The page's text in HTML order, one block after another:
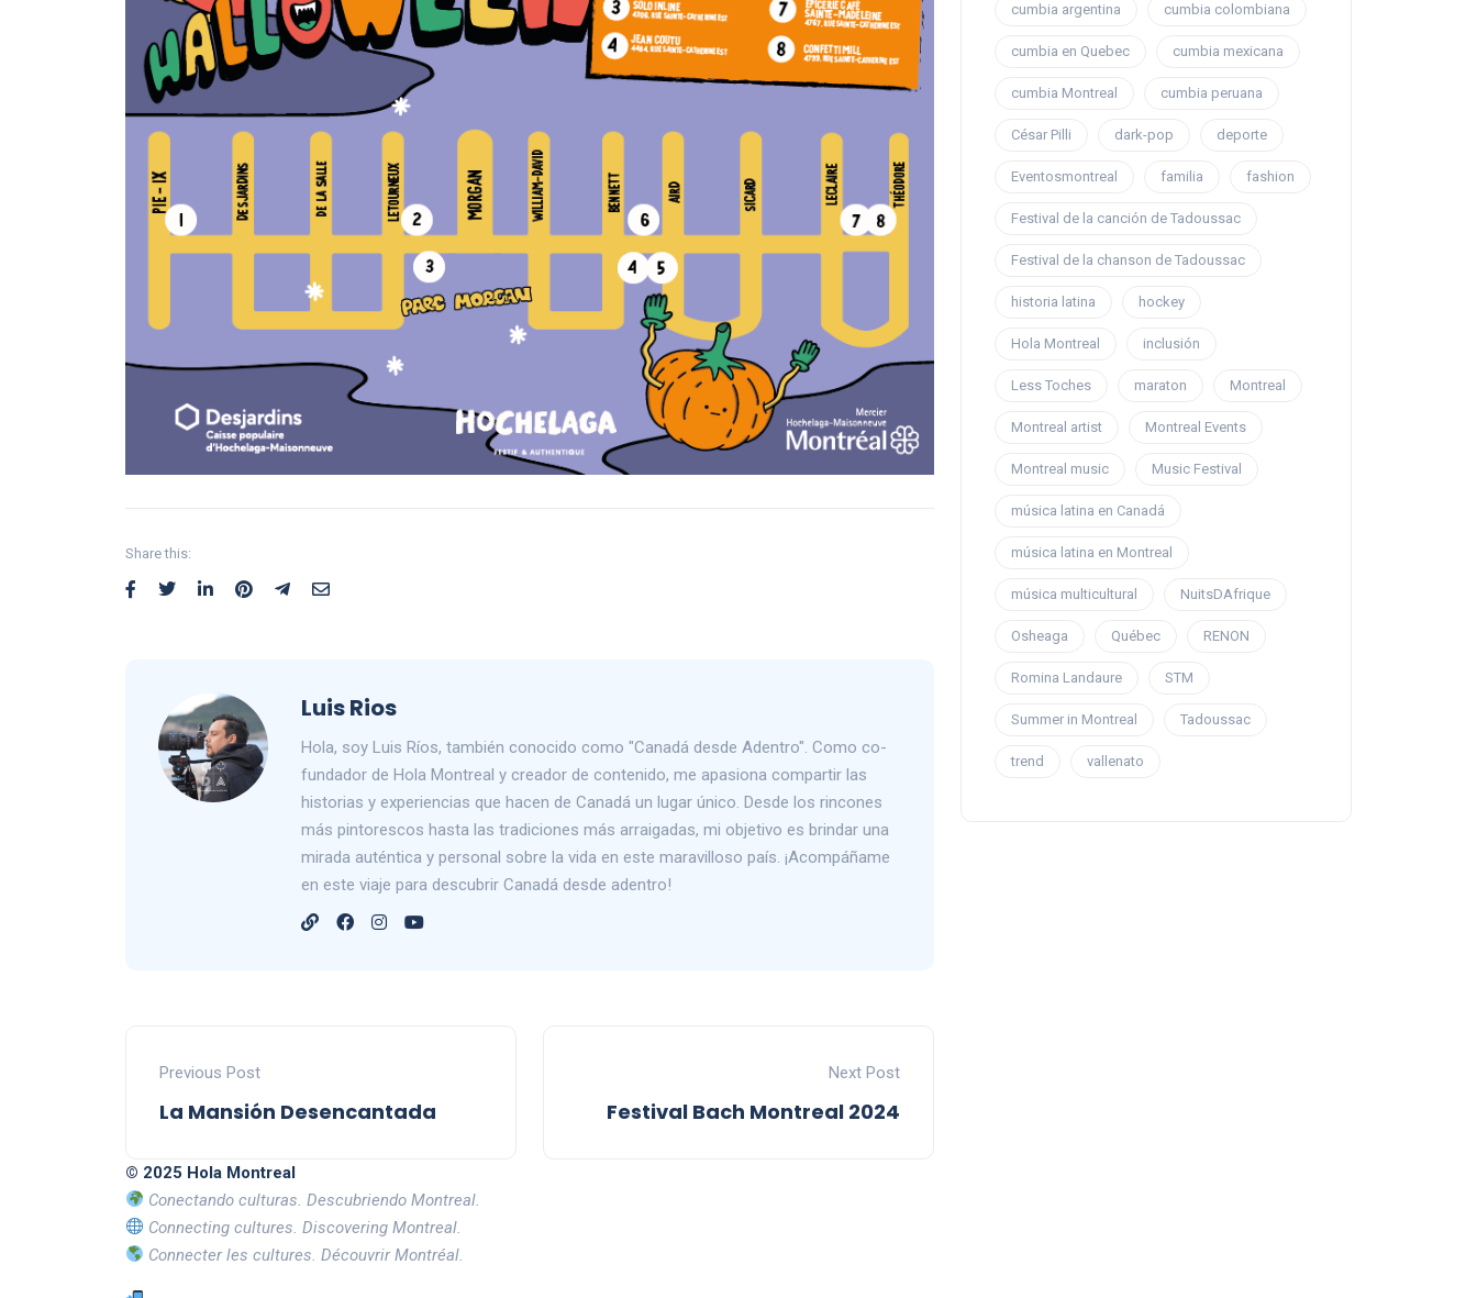
Share this:
Luis Rios
Hola, soy Luis Ríos, también conocido como "Canadá desde Adentro". Como co-
fundador de Hola Montreal y creador de contenido, me apasiona compartir las
historias y experiencias que hacen de Canadá un lugar único. Desde los rincones
más pintorescos hasta las tradiciones más arraigadas, mi objetivo es brindar una
mirada auténtica y personal sobre la vida en este maravilloso país. ¡Acompáñame
en este viaje para descubrir Canadá desde adentro!
Previous Post
La Mansión Desencantada
Next Post
Festival Bach Montreal 2024
cumbia argentina cumbia colombiana
cumbia en Quebec cumbia mexicana
cumbia Montreal cumbia peruana
César Pilli dark-pop deporte
Eventosmontreal familia fashion
Festival de la canción de Tadoussac
Festival de la chanson de Tadoussac
historia latina hockey
Hola Montreal inclusión
Less Toches maraton Montreal
Montreal artist Montreal Events
Montreal music Music Festival
música latina en Canadá
música latina en Montreal
música multicultural NuitsDAfrique
Osheaga Québec RENON
Romina Landaure STM
Summer in Montreal Tadoussac
trend vallenato
© 2025 Hola Montreal
Conectando culturas. Descubriendo Montreal.
Connecting cultures. Discovering Montreal.
Connecter les cultures. Découvrir Montréal.